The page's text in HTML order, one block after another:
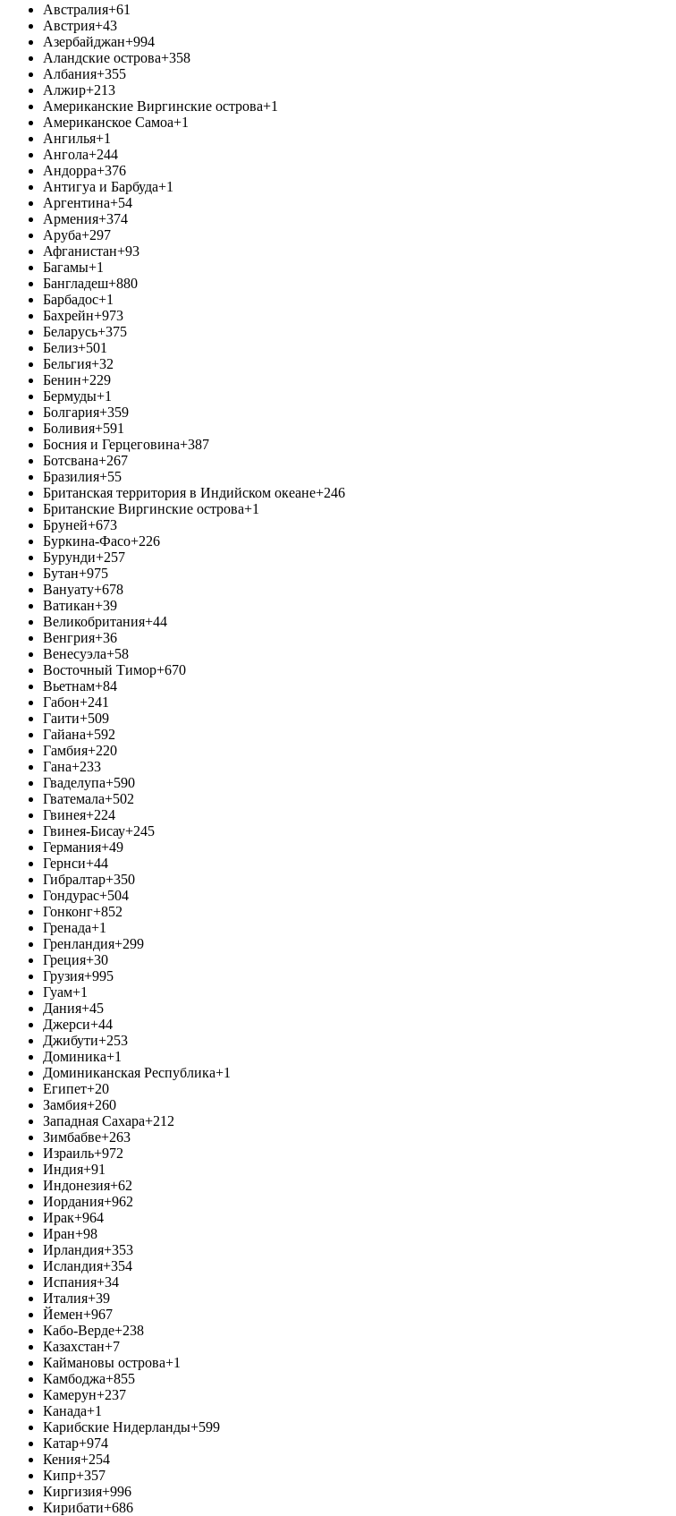
Австралия+61
Австрия+43
Азербайджан+994
Аландские острова+358
Албания+355
Алжир+213
Американские Виргинские острова+1
Американское Самоа+1
Ангилья+1
Ангола+244
Андорра+376
Антигуа и Барбуда+1
Аргентина+54
Армения+374
Аруба+297
Афганистан+93
Багамы+1
Бангладеш+880
Барбадос+1
Бахрейн+973
Беларусь+375
Белиз+501
Бельгия+32
Бенин+229
Бермуды+1
Болгария+359
Боливия+591
Босния и Герцеговина+387
Ботсвана+267
Бразилия+55
Британская территория в Индийском океане+246
Британские Виргинские острова+1
Бруней+673
Буркина-Фасо+226
Бурунди+257
Бутан+975
Вануату+678
Ватикан+39
Великобритания+44
Венгрия+36
Венесуэла+58
Восточный Тимор+670
Вьетнам+84
Габон+241
Гаити+509
Гайана+592
Гамбия+220
Гана+233
Гваделупа+590
Гватемала+502
Гвинея+224
Гвинея-Бисау+245
Германия+49
Гернси+44
Гибралтар+350
Гондурас+504
Гонконг+852
Гренада+1
Гренландия+299
Греция+30
Грузия+995
Гуам+1
Дания+45
Джерси+44
Джибути+253
Доминика+1
Доминиканская Республика+1
Египет+20
Замбия+260
Западная Сахара+212
Зимбабве+263
Израиль+972
Индия+91
Индонезия+62
Иордания+962
Ирак+964
Иран+98
Ирландия+353
Исландия+354
Испания+34
Италия+39
Йемен+967
Кабо-Верде+238
Казахстан+7
Каймановы острова+1
Камбоджа+855
Камерун+237
Канада+1
Карибские Нидерланды+599
Катар+974
Кения+254
Кипр+357
Киргизия+996
Кирибати+686